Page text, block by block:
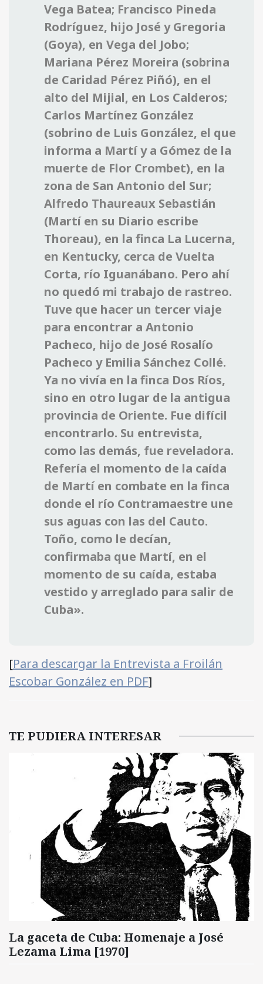
Vega Batea; Francisco Pineda
Rodríguez, hijo José y Gregoria
(Goya), en Vega del Jobo;
Mariana Pérez Moreira (sobrina
de Caridad Pérez Piñó), en el
alto del Mijial, en Los Calderos;
Carlos Martínez González
(sobrino de Luis González, el que
informa a Martí y a Gómez de la
muerte de Flor Crombet), en la
zona de San Antonio del Sur;
Alfredo Thaureaux Sebastián
(Martí en su Diario escribe
Thoreau), en la finca La Lucerna,
en Kentucky, cerca de Vuelta
Corta, río Iguanábano. Pero ahí
no quedó mi trabajo de rastreo.
Tuve que hacer un tercer viaje
para encontrar a Antonio
Pacheco, hijo de José Rosalío
Pacheco y Emilia Sánchez Collé.
Ya no vivía en la finca Dos Ríos,
sino en otro lugar de la antigua
provincia de Oriente. Fue difícil
encontrarlo. Su entrevista,
como las demás, fue reveladora.
Refería el momento de la caída
de Martí en combate en la finca
donde el río Contramaestre une
sus aguas con las del Cauto.
Toño, como le decían,
confirmaba que Martí, en el
momento de su caída, estaba
vestido y arreglado para salir de
Cuba».
[Para descargar la Entrevista a Froilán
Escobar González en PDF]
TE PUDIERA INTERESAR
La gaceta de Cuba: Homenaje a José
Lezama Lima [1970]